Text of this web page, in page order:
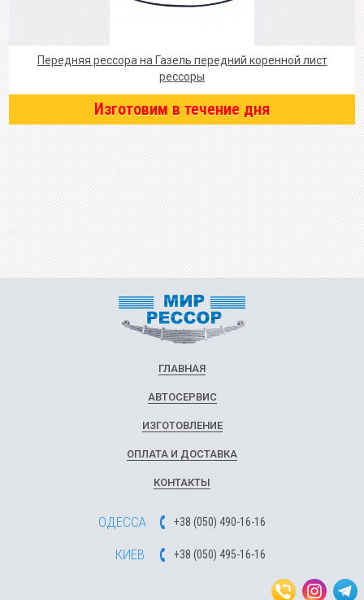
Передняя рессора на Газель передний коренной лист
рессоры
Изготовим в течение дня
ГЛАВНАЯ
АВТОСЕРВИС
ИЗГОТОВЛЕНИЕ
ОПЛАТА И ДОСТАВКА
КОНТАКТЫ
ОДЕССА +38 (050) 490-16-16
КИЕВ +38 (050) 495-16-16